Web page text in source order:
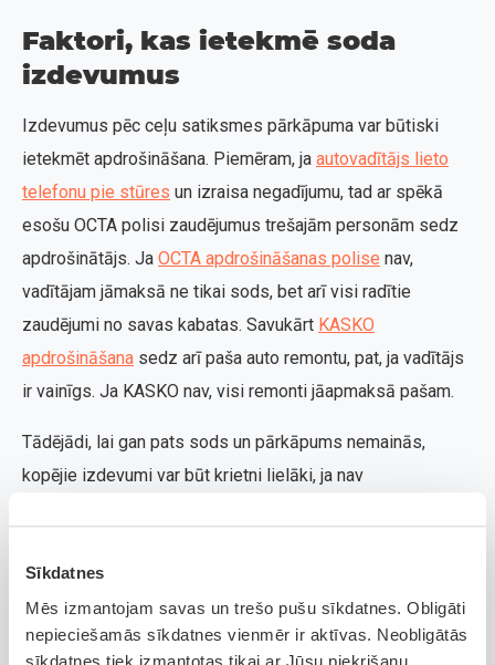
Sīkdatnes
Mēs izmantojam savas un trešo pušu sīkdatnes. Obligāti
nepieciešamās sīkdatnes vienmēr ir aktīvas. Neobligātās
sīkdatnes tiek izmantotas tikai ar Jūsu piekrišanu.
Faktori, kas ietekmē soda
izdevumus
Izdevumus pēc ceļu satiksmes pārkāpuma var būtiski
ietekmēt apdrošināšana. Piemēram, ja autovadītājs lieto
telefonu pie stūres un izraisa negadījumu, tad ar spēkā
esošu OCTA polisi zaudējumus trešajām personām sedz
apdrošinātājs. Ja OCTA apdrošināšanas polise nav,
vadītājam jāmaksā ne tikai sods, bet arī visi radītie
zaudējumi no savas kabatas. Savukārt KASKO
apdrošināšana sedz arī paša auto remontu, pat, ja vadītājs
ir vainīgs. Ja KASKO nav, visi remonti jāapmaksā pašam.
Tādējādi, lai gan pats sods un pārkāpums nemainās,
kopējie izdevumi var būt krietni lielāki, ja nav
Biežākās kļūdas, kas padara
situāciju vēl sliktāku
Kad notiek ceļu satiksmes negadījums, stress un